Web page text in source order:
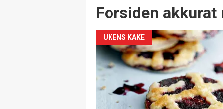
Forsiden akkurat
UKENS KAKE